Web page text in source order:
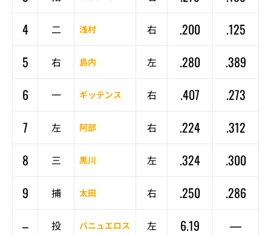
4
二 浅村 右 .200
.125
5
右 島内 左 .280
.389
6
一 ギッテンス 右 .407
.273
7
左 阿部 右 .224
.312
8
三 黒川 左 .324
.300
9
捕 太田 右 .250
.286
–
投 バニュエロス 左 6.19 —